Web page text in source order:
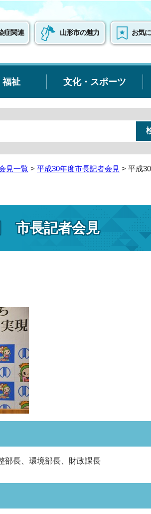
症関連 山形市の魅力 お気
福祉 文化・スポーツ
見一覧 > 平成30年度市長記者会見 > 平成
市長記者会見
部長、環境部長、財政課長